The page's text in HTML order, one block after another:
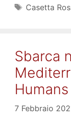
Tag
Casetta
Sbarca
Humans
7 Febbraio